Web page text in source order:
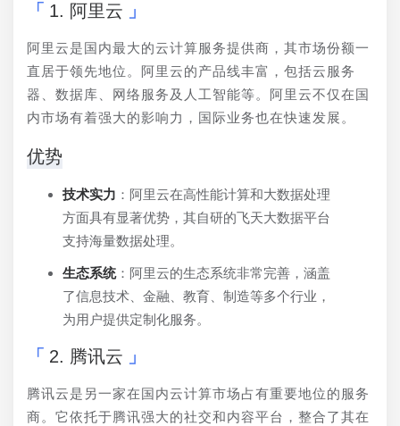
1. 阿里云
阿里云是国内最大的云计算服务提供商，其市场份额一
直居于领先地位。阿里云的产品线丰富，包括云服务
器、数据库、网络服务及人工智能等。阿里云不仅在国
内市场有着强大的影响力，国际业务也在快速发展。
优势
技术实力 ：阿里云在高性能计算和大数据处理
方面具有显著优势，其自研的飞天大数据平台
支持海量数据处理。
生态系统：阿里云的生态系统非常完善，涵盖
了信息技术、金融、教育、制造等多个行业，
为用户提供定制化服务。
2. 腾讯云
腾讯云是另一家在国内云计算市场占有重要地位的服务
商。它依托于腾讯强大的社交和内容平台，整合了其在